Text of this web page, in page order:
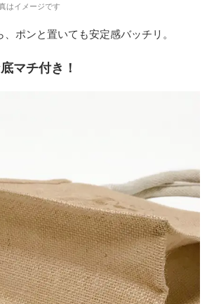
はイメージです
、ポンと置いても安定感バッチリ。
マチ付き！